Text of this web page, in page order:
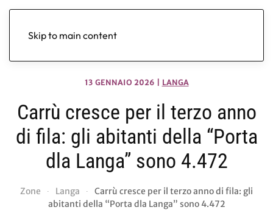
Skip to main content
13 GENNAIO 2026 LANGA
Carrù cresce per il terzo anno
di fila: gli abitanti della “Porta
dla Langa” sono 4.472
Zone Langa
Carrù cresce per il terzo anno di fila: gli
abitanti della “Porta dla Langa” sono 4.472